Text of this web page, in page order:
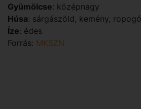
Gyümölcse: középnagy
Húsa: sárgászöld, kemény,
Íze: édes
Forrás: MKSZN